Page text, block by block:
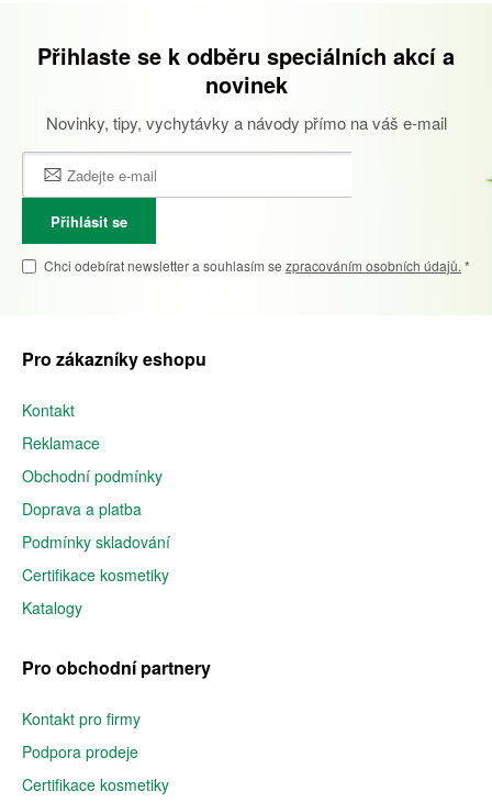
Přihlaste se k odběru speciálních akcí a
novinek
Novinky, tipy, vychytávky a návody přímo na váš e-mail
Přihlásit se
Chci odebírat newsletter a souhlasím se zpracováním osobních údajů. *
Pro zákazníky eshopu
Kontakt
Reklamace
Obchodní podmínky
Doprava a platba
Podmínky skladování
Certifikace kosmetiky
Katalogy
Pro obchodní partnery
Kontakt pro firmy
Podpora prodeje
Certifikace kosmetiky